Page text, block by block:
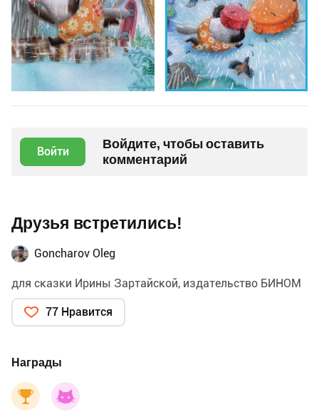
Войти
Войдите, чтобы оставить
комментарий
Друзья встретились!
Goncharov Oleg
для сказки Ирины Зартайской, издательство БИНОМ
77 Нравится
Награды